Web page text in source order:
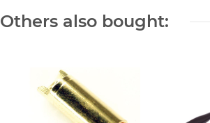
Others also bought: